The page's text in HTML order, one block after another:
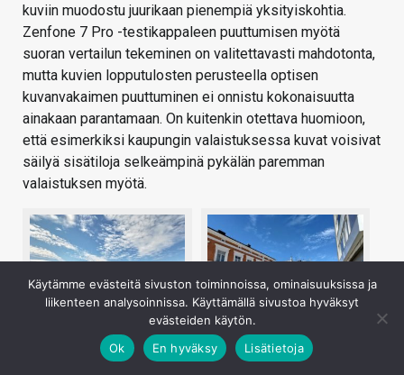
kuviin muodostu juurikaan pienempiä yksityiskohtia.
Zenfone 7 Pro -testikappaleen puuttumisen myötä
suoran vertailun tekeminen on valitettavasti mahdotonta,
mutta kuvien lopputulosten perusteella optisen
kuvanvakaimen puuttuminen ei onnistu kokonaisuutta
ainakaan parantamaan. On kuitenkin otettava huomioon,
että esimerkiksi kaupungin valaistuksessa kuvat voisivat
säilyä sisätiloja selkeämpinä pykälän paremman
valaistuksen myötä.
Käytämme evästeitä sivuston toiminnoissa, ominaisuuksissa ja
liikenteen analysoinnissa. Käyttämällä sivustoa hyväksyt
evästeiden käytön.
Ok
En hyväksy Lisätietoja